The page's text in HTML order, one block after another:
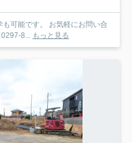
気軽にお問い合
】 0297-8... もっと見る